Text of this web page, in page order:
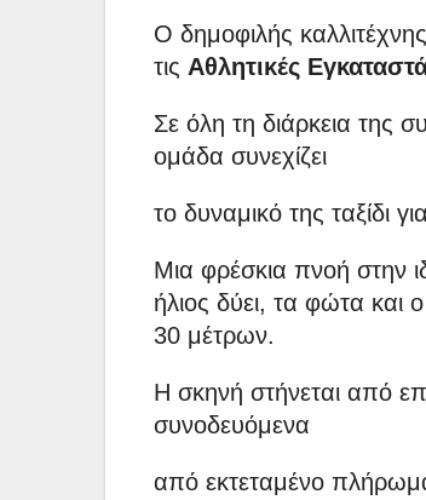
Ο δημοφιλής
τις Αθλητικές
Σε όλη τη διάρκεια της
ομάδα συνεχίζει
το δυναμικό της ταξίδι
Μια φρέσκια πνοή στην
ήλιος δύει, τα φώτα και
30 μέτρων.
Η σκηνή στήνεται από
συνοδευόμενα
από εκτεταμένο